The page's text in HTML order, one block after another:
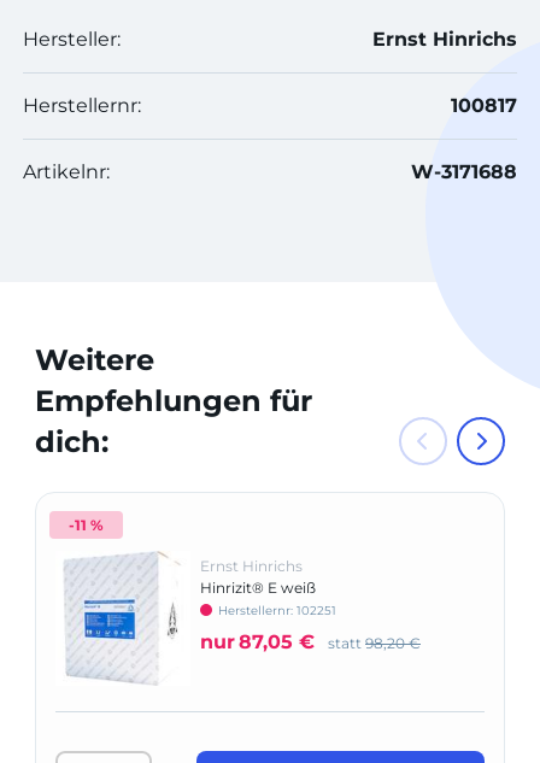
Hersteller: Ernst Hinrichs
Herstellernr: 100817
Artikelnr: W-3171688
Weitere
Empfehlungen für
dich:
-11 %
Ernst Hinrichs
Hinrizit® E weiß
Herstellernr: 102251
nur87,05 € statt 98,20 €